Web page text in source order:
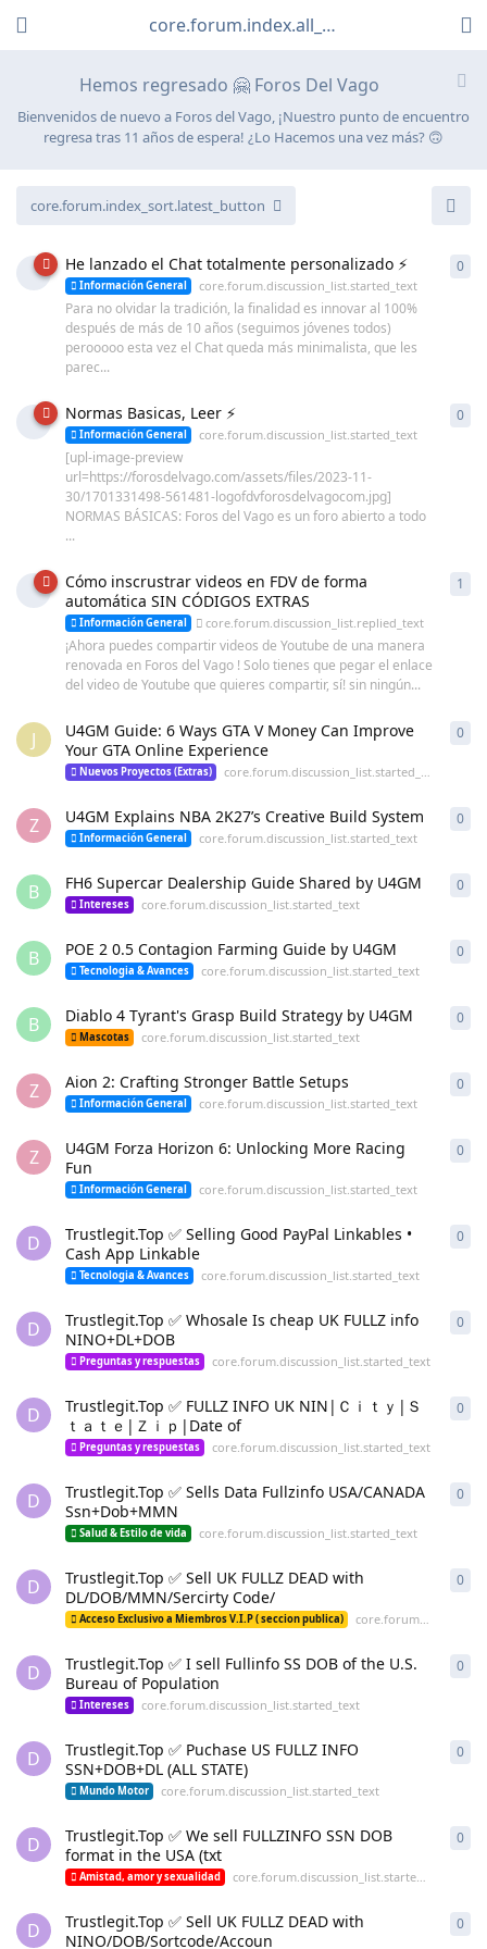
Hemos regresado 🤗 Foros Del Vago
Bienvenidos de nuevo a Foros del Vago, ¡Nuestro punto de encuentro
regresa tras 11 años de espera! ¿Lo Hacemos una vez más? 🙃
core.forum.index.all_discussions_link
core.forum.index_sort.latest_button
He lanzado el Chat totalmente personalizado ⚡
Información General core.forum.discussion_list.started_text
Para no olvidar la tradición, la finalidad es innovar al 100%
después de más de 10 años (seguimos jóvenes todos)
perooooo esta vez el Chat queda más minimalista, que les
parec...
0
Normas Basicas, Leer ⚡
Información General core.forum.discussion_list.started_text
[upl-image-preview
url=https://forosdelvago.com/assets/files/2023-11-
30/1701331498-561481-logofdvforosdelvagocom.jpg]
NORMAS BÁSICAS: Foros del Vago es un foro abierto a todo
...
0
Cómo inscrustrar videos en FDV de forma
automática SIN CÓDIGOS EXTRAS
Información General core.forum.discussion_list.replied_text
¡Ahora puedes compartir videos de Youtube de una manera
renovada en Foros del Vago ! Solo tienes que pegar el enlace
del video de Youtube que quieres compartir, sí! sin ningún...
1
J
U4GM Guide: 6 Ways GTA V Money Can Improve
Your GTA Online Experience
Nuevos Proyectos (Extras) core.forum.discussion_list.started_text
0
Z U4GM Explains NBA 2K27’s Creative Build System
Información General core.forum.discussion_list.started_text
0
B FH6 Supercar Dealership Guide Shared by U4GM
Intereses core.forum.discussion_list.started_text
0
B POE 2 0.5 Contagion Farming Guide by U4GM
Tecnologia & Avances core.forum.discussion_list.started_text
0
B Diablo 4 Tyrant's Grasp Build Strategy by U4GM
Mascotas core.forum.discussion_list.started_text
0
Z Aion 2: Crafting Stronger Battle Setups
Información General core.forum.discussion_list.started_text
0
Z
U4GM Forza Horizon 6: Unlocking More Racing
Fun
Información General core.forum.discussion_list.started_text
0
D
Trustlegit.Top ✅ Selling Good PayPal Linkables •
Cash App Linkable
Tecnologia & Avances core.forum.discussion_list.started_text
0
D
Trustlegit.Top ✅ Whosale Is cheap UK FULLZ info
NINO+DL+DOB
Preguntas y respuestas core.forum.discussion_list.started_text
0
D
Trustlegit.Top ✅ FULLZ INFO UK NIN|Ｃｉｔｙ|Ｓ
ｔａｔｅ|Ｚｉｐ|Date of
Preguntas y respuestas core.forum.discussion_list.started_text
0
D
Trustlegit.Top ✅ Sells Data Fullzinfo USA/CANADA
Ssn+Dob+MMN
Salud & Estilo de vida core.forum.discussion_list.started_text
0
D
Trustlegit.Top ✅ Sell UK FULLZ DEAD with
DL/DOB/MMN/Sercirty Code/
Acceso Exclusivo a Miembros V.I.P ( seccion publica) core.forum.discussion_list.started_text
0
D
Trustlegit.Top ✅ I sell Fullinfo SS DOB of the U.S.
Bureau of Population
Intereses core.forum.discussion_list.started_text
0
D
Trustlegit.Top ✅ Puchase US FULLZ INFO
SSN+DOB+DL (ALL STATE)
Mundo Motor core.forum.discussion_list.started_text
0
D
Trustlegit.Top ✅ We sell FULLZINFO SSN DOB
format in the USA (txt
Amistad, amor y sexualidad core.forum.discussion_list.started_text
0
D
Trustlegit.Top ✅ Sell UK FULLZ DEAD with
NINO/DOB/Sortcode/Accoun
0